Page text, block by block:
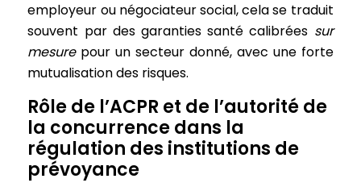
employeur ou négociateur social, cela se traduit
souvent par des garanties santé calibrées sur
mesurepour un secteur donné, avec une forte
mutualisation des risques.
Rôle de l’ACPR et de l’autorité de
la concurrence dans la
régulation des institutions de
prévoyance